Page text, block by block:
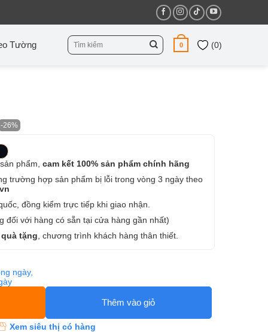
Tường
Tìm
kiếm:
0 (0)
-26%
phẩm, cam kết 100% sản phẩm chính hãng
trường hợp sản phẩm bị lỗi trong vòng 3 ngày theo
đồng kiểm trực tiếp khi giao nhận.
đối với hàng có sẵn tại cửa hàng gần nhất)
tặng , chương trình khách hàng thân thiết.
ngày,
Thêm vào giỏ
Xem siêu thị có hàng